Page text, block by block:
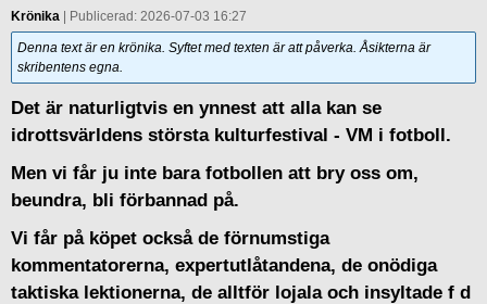
Krönika | Publicerad: 2026-07-03 16:27
Denna text är en krönika. Syftet med texten är att påverka. Åsikterna är
skribentens egna.
Det är naturligtvis en ynnest att alla kan se
idrottsvärldens största kulturfestival - VM i fotboll.
Men vi får ju inte bara fotbollen att bry oss om,
beundra, bli förbannad på.
Vi får på köpet också de förnumstiga
kommentatorerna, expertutlåtandena, de onödiga
taktiska lektionerna, de alltför lojala och insyltade f d